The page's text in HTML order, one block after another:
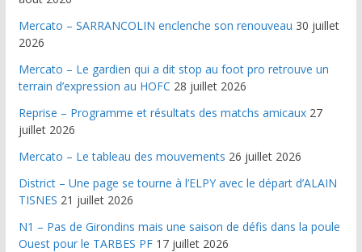
Mercato – SARRANCOLIN enclenche son renouveau 30 juillet
2026
Mercato – Le gardien qui a dit stop au foot pro retrouve un
terrain d’expression au HOFC 28 juillet 2026
Reprise – Programme et résultats des matchs amicaux 27
juillet 2026
Mercato – Le tableau des mouvements 26 juillet 2026
District – Une page se tourne à l’ELPY avec le départ d’ALAIN
TISNES 21 juillet 2026
N1 – Pas de Girondins mais une saison de défis dans la poule
Ouest pour le TARBES PF 17 juillet 2026